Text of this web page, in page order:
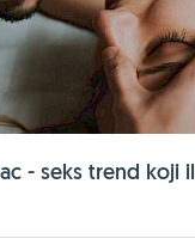
- seks trend koji